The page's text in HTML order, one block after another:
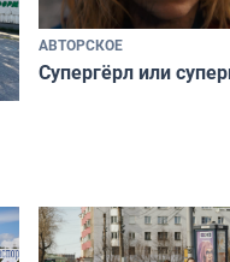
АВТОРСКОЕ
Супергёрл или